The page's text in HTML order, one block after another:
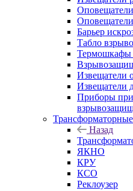
Барьер
Табло
Термошкафы
Извещатели
Извещатели
Приборы
Назад
ЯКНО
КРУ
КСО
Реклоузер